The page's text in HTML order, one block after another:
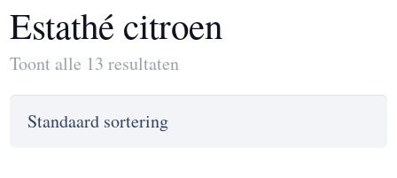
Estathé citroen
Toont alle 13 resultaten